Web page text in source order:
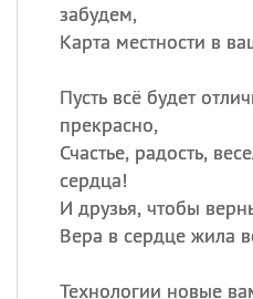
забудем,
Карта местности в
Пусть всё будет
прекрасно,
Счастье, радость,
сердца!
И друзья, чтобы
Вера в сердце жила
Технологии новые